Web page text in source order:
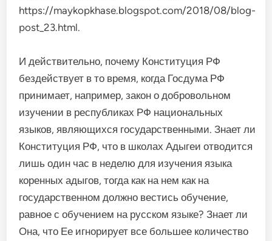
https://maykopkhase.blogspot.com/2018/08/blog-
post_23.html.
И действительно, почему Конституция РФ
бездействует в то время, когда Госдума РФ
принимает, например, закон о добровольном
изучении в республиках РФ национальных
языков, являющихся государственными. Знает ли
Конституция РФ, что в школах Адыгеи отводится
лишь один час в неделю для изучения языка
коренных адыгов, тогда как на нем как на
государственном должно вестись обучение,
равное с обучением на русском языке? Знает ли
Она, что Ее игнорирует все большее количество